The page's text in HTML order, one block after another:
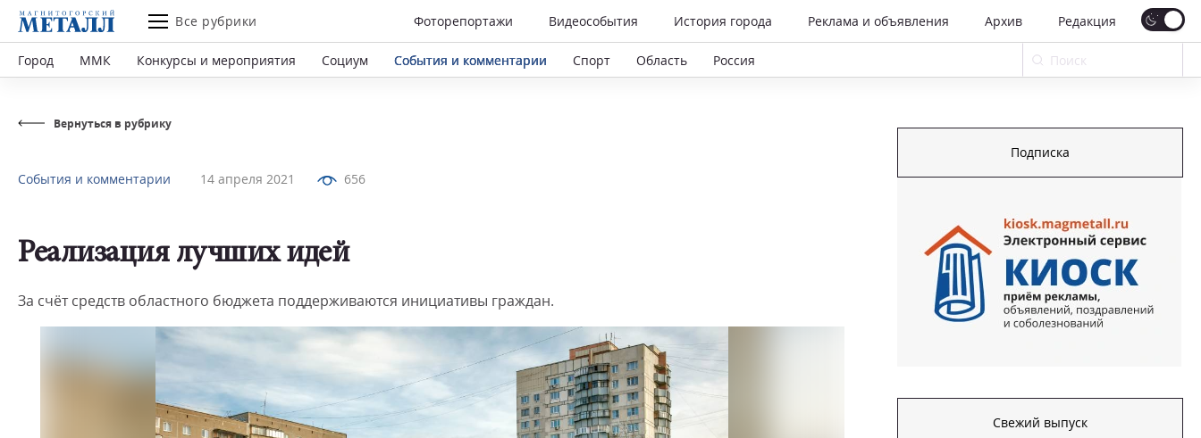
Все рубрики Фоторепортажи Видеособытия История города Реклама и объявления Архив Редакция
Город ММК Конкурсы и мероприятия Социум События и комментарии Спорт Область Россия
Вернуться в рубрику
События и комментарии 14 апреля 2021 656
Реализация лучших идей
За счёт средств областного бюджета поддерживаются инициативы граждан.
Подписка
Свежий выпуск